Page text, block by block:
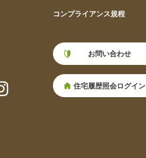
コンプライアンス規程
お問い合わせ
住宅履歴照会ログイン